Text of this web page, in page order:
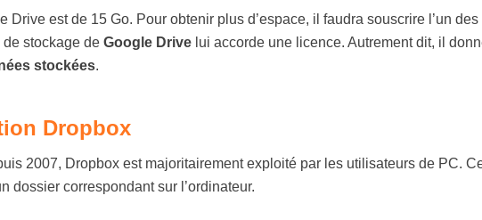
Drive est de 15 Go. Pour obtenir plus d’espace, il faudra souscrire l’un
stockage de Google Drive lui accorde une licence. Autrement dit, il
stockées.
Dropbox
2007, Dropbox est majoritairement exploité par les utilisateurs de PC.
dossier correspondant sur l’ordinateur.